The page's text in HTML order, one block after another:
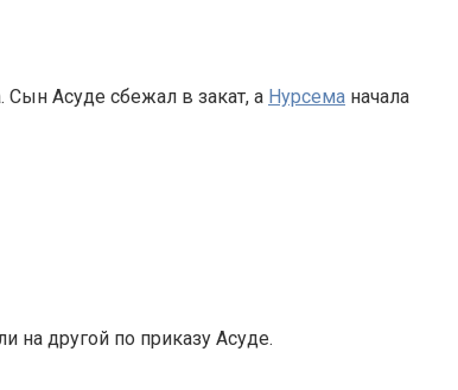
Асуде сбежал в закат, а Нурсема начала
на другой по приказу Асуде.